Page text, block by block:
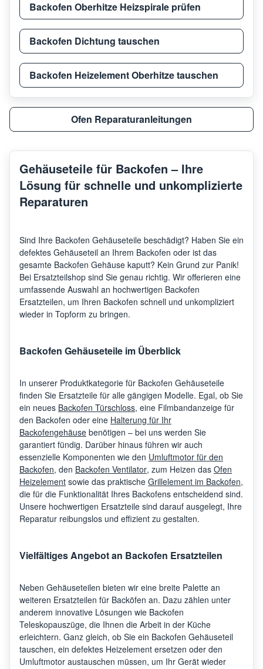
Backofen Oberhitze Heizspirale prüfen
Backofen Dichtung tauschen
Backofen Heizelement Oberhitze tauschen
Ofen Reparaturanleitungen
Gehäuseteile für Backofen – Ihre
Lösung für schnelle und unkomplizierte
Reparaturen
Sind Ihre Backofen Gehäuseteile beschädigt? Haben Sie ein
defektes Gehäuseteil an Ihrem Backofen oder ist das
gesamte Backofen Gehäuse kaputt? Kein Grund zur Panik!
Bei Ersatzteilshop sind Sie genau richtig. Wir offerieren eine
umfassende Auswahl an hochwertigen Backofen
Ersatzteilen, um Ihren Backofen schnell und unkompliziert
wieder in Topform zu bringen.
Backofen Gehäuseteile im Überblick
In unserer Produktkategorie für Backofen Gehäuseteile
finden Sie Ersatzteile für alle gängigen Modelle. Egal, ob Sie
ein neues Backofen Türschloss, eine Filmbandanzeige für
den Backofen oder eine Halterung für Ihr
Backofengehäuse benötigen – bei uns werden Sie
garantiert fündig. Darüber hinaus führen wir auch
essenzielle Komponenten wie den Umluftmotor für den
Backofen, den Backofen Ventilator, zum Heizen das Ofen
Heizelement sowie das praktische Grillelement im Backofen,
die für die Funktionalität Ihres Backofens entscheidend sind.
Unsere hochwertigen Ersatzteile sind darauf ausgelegt, Ihre
Reparatur reibungslos und effizient zu gestalten.
Vielfältiges Angebot an Backofen Ersatzteilen
Neben Gehäuseteilen bieten wir eine breite Palette an
weiteren Ersatzteilen für Backöfen an. Dazu zählen unter
anderem innovative Lösungen wie Backofen
Teleskopauszüge, die Ihnen die Arbeit in der Küche
erleichtern. Ganz gleich, ob Sie ein Backofen Gehäuseteil
tauschen, ein defektes Heizelement ersetzen oder den
Umluftmotor austauschen müssen, um Ihr Gerät wieder